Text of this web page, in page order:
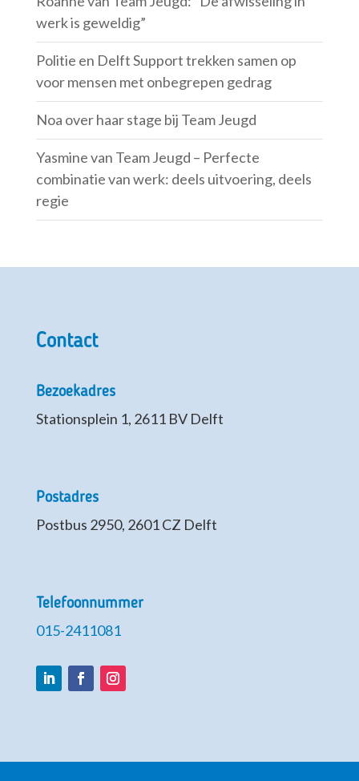
werk is geweldig”
Politie en Delft Support trekken samen op
voor mensen met onbegrepen gedrag
Noa over haar stage bij Team Jeugd
Yasmine van Team Jeugd – Perfecte
combinatie van werk: deels uitvoering, deels
regie
Contact
Bezoekadres
Stationsplein 1, 2611 BV Delft
Postadres
Postbus 2950, 2601 CZ Delft
Telefoonnummer
015-2411081